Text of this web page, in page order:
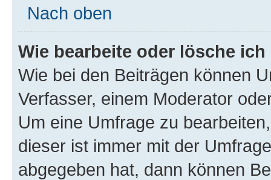
Nach oben
Wie bearbeite oder lösche
Wie bei den Beiträgen können
Verfasser, einem Moderator
Um eine Umfrage zu
dieser ist immer mit der
abgegeben hat, dann können